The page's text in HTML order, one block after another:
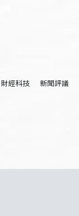
財經科技 新聞評議